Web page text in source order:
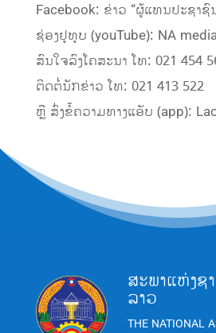
Facebook: ຂ່າວ “ຜູ້ແທນປະຊາຊົ
ຊ່ອງຢູທູບ (youTube): NA
ສົນໃຈລົງໂຄສະນາ ໂທ: 021 454
ຕິດຕໍ່ນັກຂ່າວ ໂທ: 021 413 522
ຫຼື ສົ່ງຂໍ້ຄວາມທາງແອັບ (app):
ສະພາແຫ່ງຊ
ລາວ
THE NATIONAL